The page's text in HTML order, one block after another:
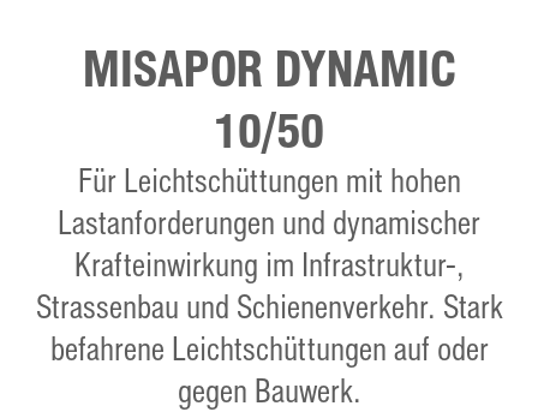
MISAPOR DYNAMIC
10/50
Für Leichtschüttungen mit hohen
Lastanforderungen und dynamischer
Krafteinwirkung im Infrastruktur-,
Strassenbau und Schienenverkehr. Stark
befahrene Leichtschüttungen auf oder
gegen Bauwerk.